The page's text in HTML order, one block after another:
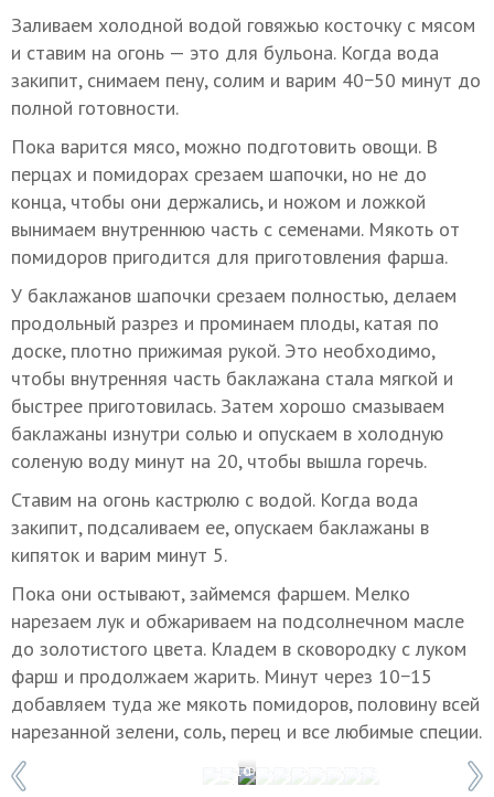
Заливаем холодной водой говяжью косточку с мясом
и ставим на огонь — это для бульона. Когда вода
закипит, снимаем пену, солим и варим 40−50 минут до
полной готовности.
Пока варится мясо, можно подготовить овощи. В
перцах и помидорах срезаем шапочки, но не до
конца, чтобы они держались, и ножом и ложкой
вынимаем внутреннюю часть с семенами. Мякоть от
помидоров пригодится для приготовления фарша.
У баклажанов шапочки срезаем полностью, делаем
продольный разрез и проминаем плоды, катая по
доске, плотно прижимая рукой. Это необходимо,
чтобы внутренняя часть баклажана стала мягкой и
быстрее приготовилась. Затем хорошо смазываем
баклажаны изнутри солью и опускаем в холодную
соленую воду минут на 20, чтобы вышла горечь.
Ставим на огонь кастрюлю с водой. Когда вода
закипит, подсаливаем ее, опускаем баклажаны в
кипяток и варим минут 5.
Пока они остывают, займемся фаршем. Мелко
нарезаем лук и обжариваем на подсолнечном масле
до золотистого цвета. Кладем в сковородку с луком
фарш и продолжаем жарить. Минут через 10−15
добавляем туда же мякоть помидоров, половину всей
нарезанной зелени, соль, перец и все любимые специи.
Фото: Зарема Алиева / ТАСС
1 / 10